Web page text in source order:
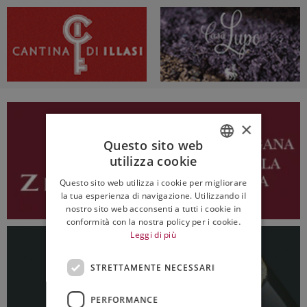
ENGLISH
×
Questo sito web
utilizza cookie
Questo sito web utilizza i cookie per migliorare
la tua esperienza di navigazione. Utilizzando il
nostro sito web acconsenti a tutti i cookie in
conformità con la nostra policy per i cookie.
Leggi di più
STRETTAMENTE NECESSARI
PERFORMANCE